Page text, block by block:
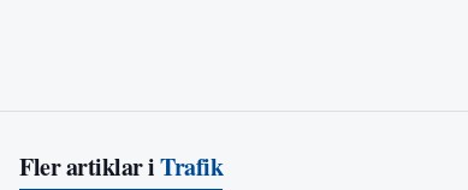
Fler artiklar iTrafik